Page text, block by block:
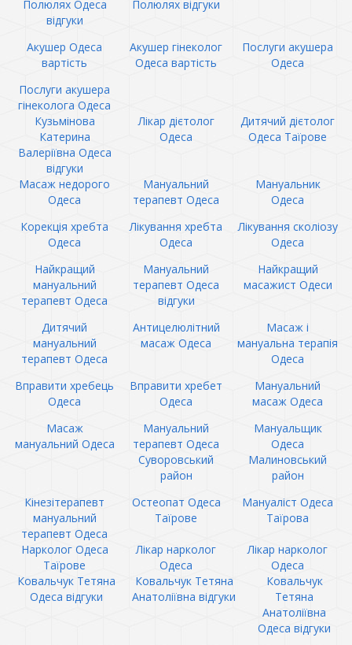
Полюлях Одеса
відгуки
Полюлях відгуки
Акушер Одеса
вартість
Акушер гінеколог
Одеса вартість
Послуги акушера
Одеса
Послуги акушера
гінеколога Одеса
Кузьмінова
Катерина
Валеріївна Одеса
відгуки
Лікар дієтолог
Одеса
Дитячий дієтолог
Одеса Таїрове
Масаж недорого
Одеса
Мануальний
терапевт Одеса
Мануальник
Одеса
Корекція хребта
Одеса
Лікування хребта
Одеса
Лікування сколіозу
Одеса
Найкращий
мануальний
терапевт Одеса
Мануальний
терапевт Одеса
відгуки
Найкращий
масажист Одеси
Дитячий
мануальний
терапевт Одеса
Антицелюлітний
масаж Одеса
Масаж і
мануальна терапія
Одеса
Вправити хребець
Одеса
Вправити хребет
Одеса
Мануальний
масаж Одеса
Масаж
мануальний Одеса
Мануальний
терапевт Одеса
Суворовський
район
Мануальщик
Одеса
Малиновський
район
Кінезітерапевт
мануальний
терапевт Одеса
Остеопат Одеса
Таїрове
Мануаліст Одеса
Таїрова
Нарколог Одеса
Таїрове
Лікар нарколог
Одеса
Лікар нарколог
Одеса
Ковальчук Тетяна
Одеса відгуки
Ковальчук Тетяна
Анатоліївна відгуки
Ковальчук
Тетяна
Анатоліївна
Одеса відгуки